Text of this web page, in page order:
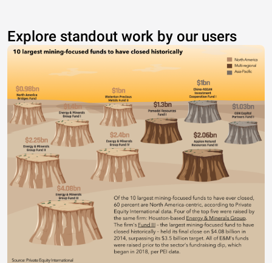
Explore standout work by our users